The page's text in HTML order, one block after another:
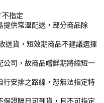
指定
供常溫配送，部分商品除
送貨，短效期商品不建議選擇
司，故商品嚐鮮期將縮短一
安排之路線，恕無法指定特
證隔日可到貨，且不可指定